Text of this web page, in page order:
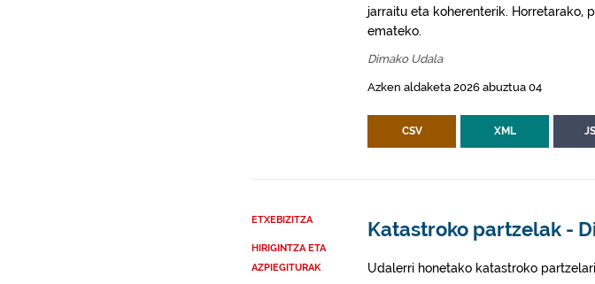
jarraitu eta koherenterik. Horretarako,
emateko.
Dimako Udala
Azken aldaketa 2026 abuztua 04
CSV XML
ETXEBIZITZA
HIRIGINTZA ETA
AZPIEGITURAK
Katastroko partzelak -
Udalerri honetako katastroko